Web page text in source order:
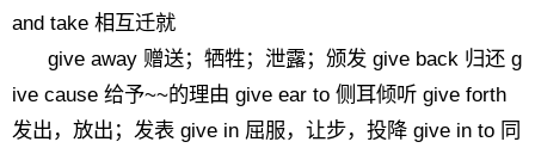
and take 相互迁就
give away 赠送；牺牲；泄露；颁发 give back 归还 g
ive cause 给予~~的理由 give ear to 侧耳倾听 give forth
发出，放出；发表 give in 屈服，让步，投降 give in to 同